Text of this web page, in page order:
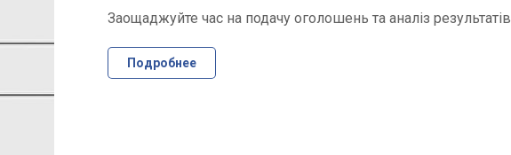
Заощаджуйте час на подачу оголошень та аналіз результатів
Подробнее